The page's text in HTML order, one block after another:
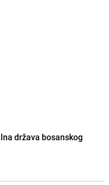
država bosanskog